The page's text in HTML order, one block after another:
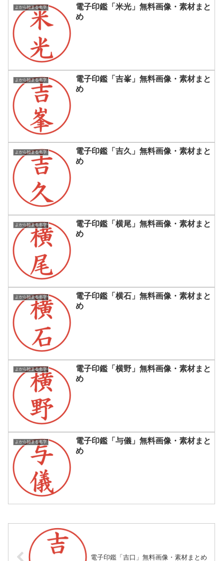
よから始まる名字
電子印鑑「米光」無料画像・素材まと
め
よから始まる名字
電子印鑑「吉峯」無料画像・素材まと
め
よから始まる名字
電子印鑑「吉久」無料画像・素材まと
め
よから始まる名字
電子印鑑「横尾」無料画像・素材まと
め
よから始まる名字
電子印鑑「横石」無料画像・素材まと
め
よから始まる名字
電子印鑑「横野」無料画像・素材まと
め
よから始まる名字
電子印鑑「与儀」無料画像・素材まと
め
電子印鑑「吉口」無料画像・素材まとめ